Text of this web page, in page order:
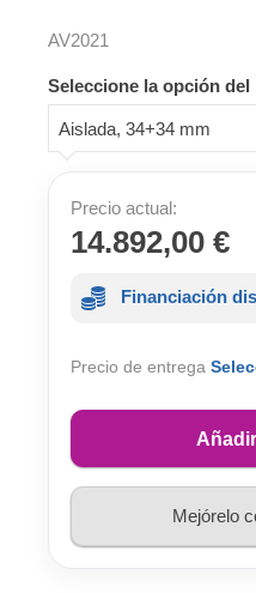
AV2021
Seleccione la opción
Aislada, 34+34 mm
Precio actual:
14.892,00 €
Financiación
Precio de entrega
Mejórelo